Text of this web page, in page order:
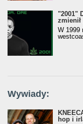
"2001"
zmienił
W 1999
Wywiady:
hop i